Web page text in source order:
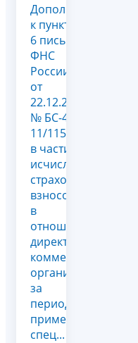
Дополнение
к пункту
6 письма
ФНС
России
от
22.12.2025
№ БС-4-
11/11507@
в части
исчисления
страховых
взносов
в
отношении
директора
коммерческой
организации
за
период
применения
спец...